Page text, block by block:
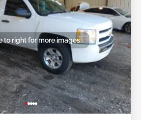
to right for more images